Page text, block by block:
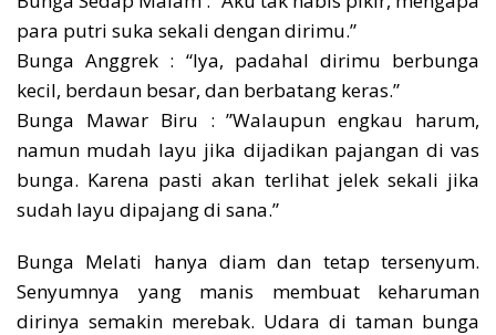
para putri suka sekali dengan dirimu.”
Bunga Anggrek : “Iya, padahal dirimu berbunga
kecil, berdaun besar, dan berbatang keras.”
Bunga Mawar Biru : ”Walaupun engkau harum,
namun mudah layu jika dijadikan pajangan di vas
bunga. Karena pasti akan terlihat jelek sekali jika
sudah layu dipajang di sana.”
Bunga Melati hanya diam dan tetap tersenyum.
Senyumnya yang manis membuat keharuman
dirinya semakin merebak. Udara di taman bunga